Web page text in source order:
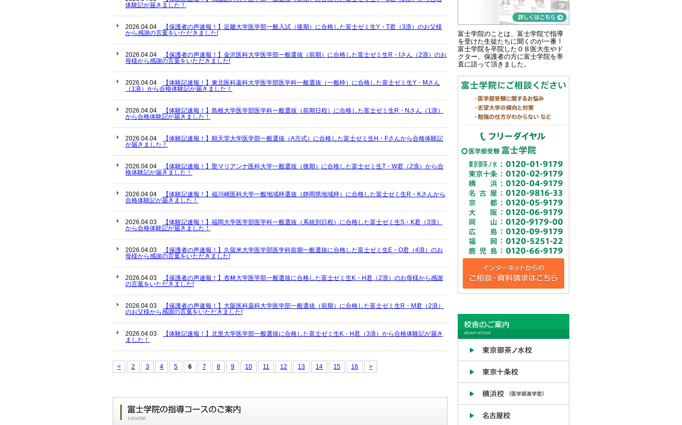
体験記が届きました！
2026.04.04
【保護者の声速報！】近畿大学医学部一般入試（後期）に合格した富士ゼミ生Y・T君（3浪）のお父様
から感謝の言葉をいただきました!
2026.04.04
【保護者の声速報！】金沢医科大学医学部一般選抜（前期）に合格した富士ゼミ生R・Iさん（2浪）のお
母様から感謝の言葉をいただきました!
2026.04.04
【体験記速報！】東北医科薬科大学医学部医学科一般選抜（一般枠）に合格した富士ゼミ生Y・Mさん
（1浪）から合格体験記が届きました！
2026.04.04
【体験記速報！】島根大学医学部医学科一般選抜（前期日程）に合格した富士ゼミ生R・Nさん（1浪）
から合格体験記が届きました！
2026.04.04
【体験記速報！】順天堂大学医学部一般選抜（A方式）に合格した富士ゼミ生H・Fさんから合格体験記
が届きました！
2026.04.04
【体験記速報！】聖マリアンナ医科大学一般選抜（後期）に合格した富士ゼミ生T・W君（2浪）から合
格体験記が届きました！
2026.04.04
【体験記速報！】福川崎医科大学一般地域枠選抜（静岡県地域枠）に合格した富士ゼミ生R・Kさんから
合格体験記が届きました！
2026.04.03
【体験記速報！】福岡大学医学部医学科一般選抜（系統別日程）に合格した富士ゼミ生S・K君（3浪）
から合格体験記が届きました！
2026.04.03
【保護者の声速報！】久留米大学医学部医学科前期一般選抜に合格した富士ゼミ生E・O君（4浪）のお
母様から感謝の言葉をいただきました!
2026.04.03
【保護者の声速報！】杏林大学医学部一般選抜に合格した富士ゼミ生K・H君（2浪）のお母様から感謝
の言葉をいただきました!
2026.04.03
【保護者の声速報！】大阪医科薬科大学医学部一般選抜（前期）に合格した富士ゼミ生R・M君（2浪）
のお父様から感謝の言葉をいただきました!
2026.04.03
【体験記速報！】北里大学医学部一般選抜に合格した富士ゼミ生K・H君（3浪）から合格体験記が届き
ました！
< 2 3 4 5 6 7 8 9 10 11 12 13 14 15 16 >
富士学院のことは、富士学院で指導
を受けた生徒たちに聞くのが一番！
富士学院を卒院したＯＢ医大生やド
クター、保護者の方に富士学院を率
直に語って頂きました。